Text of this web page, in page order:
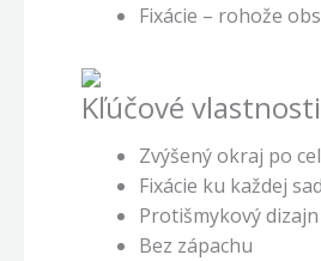
Fixácie – rohože
Kľúčové vlastnosti
Zvýšený okraj po
Fixácie ku každej
Protišmykový
Bez zápachu